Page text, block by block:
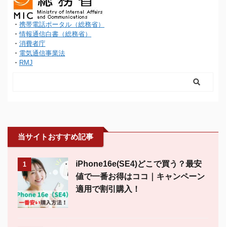
・ 携帯電話ポータル（総務省）
・情報通信白書（総務省）
・ 消費者庁
・ 電気通信事業法
・ RMJ
当サイトおすすめ記事
1
iPhone16e(SE4)どこで買う？最安
値で一番お得はココ｜キャンペーン
適用で割引購入！